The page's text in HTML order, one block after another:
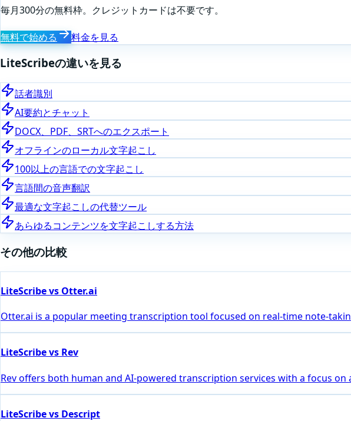
毎月300分の無料枠。クレジットカードは不要です。
無料で始める 料金を見る
LiteScribeの違いを見る
話者識別
AI要約とチャット
DOCX、PDF、SRTへのエクスポート
オフラインのローカル文字起こし
100以上の言語での文字起こし
言語間の音声翻訳
最適な文字起こしの代替ツール
あらゆるコンテンツを文字起こしする方法
その他の比較
LiteScribe vs Otter.ai
Otter.ai is a popular meeting transcription tool focused on real-time note-
LiteScribe vs Rev
Rev offers both human and AI-powered transcription services with a focus on
LiteScribe vs Descript